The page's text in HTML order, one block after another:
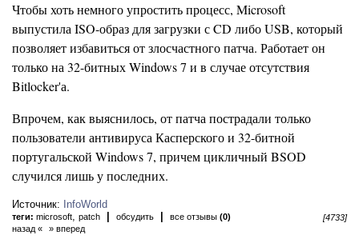
Чтобы хоть немного упростить процесс, Microsoft
выпустила ISO-образ для загрузки с CD либо USB, который
позволяет избавиться от злосчастного патча. Работает он
только на 32-битных Windows 7 и в случае отсутствия
Bitlocker'а.
Впрочем, как выяснилось, от патча пострадали только
пользователи антивируса Касперского и 32-битной
португальской Windows 7, причем цикличный BSOD
случился лишь у последних.
Источник: InfoWorld
теги: microsoft, patch обсудить все отзывы (0)
[4733]
назад «
» вперед